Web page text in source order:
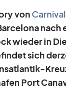
von
wie­der in
sich
Port